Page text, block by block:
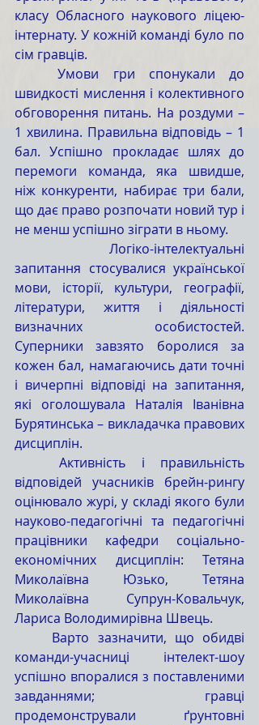
класу Обласного наукового ліцею-
інтернату. У кожній команді було по
сім гравців.
	Умови гри спонукали до
швидкості мислення і колективного
обговорення питань. На роздуми –
1 хвилина. Правильна відповідь – 1
бал. Успішно прокладає шлях до
перемоги команда, яка швидше,
ніж конкуренти, набирає три бали,
що дає право розпочати новий тур і
не менш успішно зіграти в ньому.
запитання стосувалися української
мови, історії, культури, географії,
літератури, життя і діяльності
визначних особистостей.
Суперники завзято боролися за
кожен бал, намагаючись дати точні
і вичерпні відповіді на запитання,
які оголошувала Наталія Іванівна
Бурятинська – викладачка правових
дисциплін.
	Активність і правильність
відповідей учасників брейн-рингу
оцінювало журі, у складі якого були
науково-педагогічні та педагогічні
працівники кафедри соціально-
економічних дисциплін: Тетяна
Миколаївна Юзько, Тетяна
Миколаївна Супрун-Ковальчук,
Лариса Володимирівна Швець.
команди-учасниці інтелект-шоу
успішно впоралися з поставленими
завданнями; гравці
продемонстрували ґрунтовні